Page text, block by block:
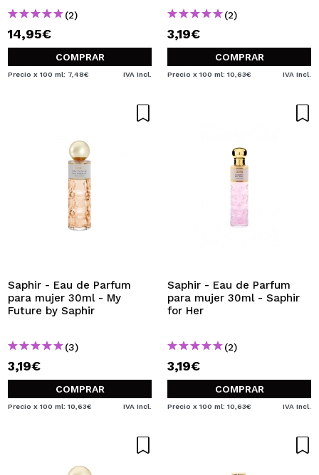
(2)
14,95€
COMPRAR
Precio x 100 ml: 7,48€ IVA Incl.
(2)
3,19€
COMPRAR
Precio x 100 ml: 10,63€ IVA Incl.
Saphir - Eau de Parfum
para mujer 30ml - My
Future by Saphir
(3)
3,19€
COMPRAR
Precio x 100 ml: 10,63€ IVA Incl.
Saphir - Eau de Parfum
para mujer 30ml - Saphir
for Her
(2)
3,19€
COMPRAR
Precio x 100 ml: 10,63€ IVA Incl.